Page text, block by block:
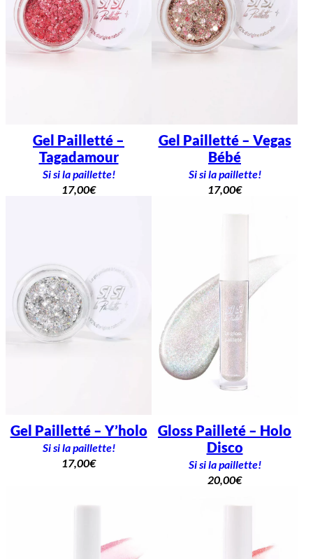
Gel Pailletté –
Tagadamour
Si si la paillette!
17,00€
Gel Pailletté – Vegas
Bébé
Si si la paillette!
17,00€
Gel Pailletté – Y’holo
Si si la paillette!
17,00€
Gloss Pailleté – Holo
Disco
Si si la paillette!
20,00€